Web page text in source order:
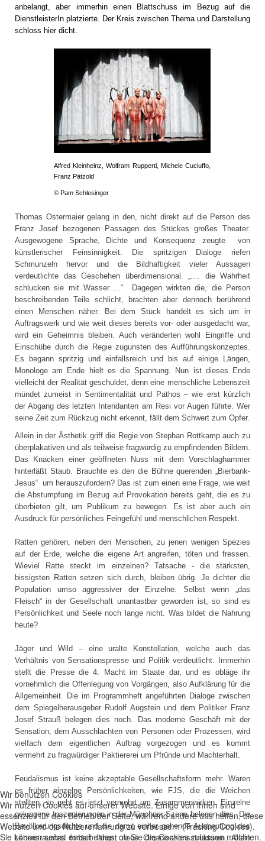
anbelangt, aber immerhin einen Blattschuss im Bezug auf die
DienstleisterIn platzierte. Der Kreis zwischen Thema und Darstellung
schloss hier dicht.
Alfred Kleinheinz, Wolfram Rupperti, Michele Cuciuffo,
Franz Pätzold
© Pam Schlesinger
Thomas Ostermaier gelang in den, nicht direkt auf die Person des
Franz Josef bezogenen Passagen des Stückes großes Theater.
Ausgewogene Sprache, Dichte und Konsequenz zeugte von
künstlerischer Feinsinnigkeit. Die spritzigen Dialoge riefen
Schmunzeln hervor und die Bildhaftigkeit vieler Aussagen
verdeutlichte das Geschehen überdimensional. „.... die Wahrheit
schlucken sie mit Wasser ...“ Dagegen wirkten die, die Person
beschreibenden Teile schlicht, brachten aber dennoch berührend
einen Menschen näher. Bei dem Stück handelt es sich um in
Auftragswerk und wie weit dieses bereits vor- oder ausgedacht war,
wird ein Geheimnis bleiben. Auch veränderten wohl Eingriffe und
Einschübe durch die Regie zugunsten des Aufführungskonzeptes.
Es begann spritzig und einfallsreich und bis auf einige Längen,
Monologe am Ende hielt es die Spannung. Nun ist dieses Ende
vielleicht der Realität geschuldet, denn eine menschliche Lebenszeit
mündet zumeist in Sentimentalität und Pathos – wie erst kürzlich
der Abgang des letzten Intendanten am Resi vor Augen führte. Wer
seine Zeit zum Rückzug nicht erkennt, fällt dem Schwert zum Opfer.
Allein in der Ästhetik griff die Regie von Stephan Rottkamp auch zu
überplakativen und als teilweise fragwürdig zu empfindenden Bildern.
Das Knacken einer geöffneten Nuss mit dem Vorschlaghammer
hinterläßt Staub. Brauchte es den die Bühne querenden „Bierbank-
Jesus“ um herauszufordern? Das ist zum einen eine Frage, wie weit
die Abstumpfung im Bezug auf Provokation bereits geht, die es zu
überbieten gilt, um Publikum zu bewegen. Es ist aber auch ein
Ausdruck für persönliches Feingefühl und menschlichen Respekt.
Ratten gehören, neben den Menschen, zu jenen wenigen Spezies
auf der Erde, welche die eigene Art angreifen, töten und fressen.
Wieviel Ratte steckt im einzelnen? Tatsache - die stärksten,
bissigsten Ratten setzen sich durch, bleiben übrig. Je dichter die
Population umso aggressiver der Einzelne. Selbst wenn „das
Fleisch“ in der Gesellschaft unantastbar geworden ist, so sind es
Persönlichkeit und Seele noch lange nicht. Was bildet die Nahrung
heute?
Jäger und Wild – eine uralte Konstellation, welche auch das
Verhältnis von Sensationspresse und Politik verdeutlicht. Immerhin
stellt die Presse die 4. Macht im Staate dar, und es obläge ihr
vornehmlich die Offenlegung von Vorgängen, also Aufklärung für die
Allgemeinheit. Die im Programmheft angeführten Dialoge zwischen
dem Spiegelherausgeber Rudolf Augstein und dem Politiker Franz
Josef Strauß belegen dies noch. Das moderne Geschäft mit der
Sensation, dem Ausschlachten von Personen oder Prozessen, wird
vielfach dem eigentlichen Auftrag vorgezogen und es kommt
vermehrt zu fragwürdiger Paktiererei um Pfründe und Machterhalt.
Feudalismus ist keine akzeptable Gesellschaftsform mehr. Waren
es früher einzelne Persönlichkeiten, wie FJS, die die Weichen
stellten, so geht es jetzt vermehrt um Zusammenwirken. Einzelne
gelungene Inszenierungen in der Münchner Szene belegen dies. Die
Bevölkerungsdichte und die damit einher gehende Ausbeutung des
Lebensraumes fordert längst neue Organisationsstrukturen. Allein
Wir benutzen Cookies
Wir nutzen Cookies auf unserer Website. Einige von ihnen sind
essenziell für den Betrieb der Seite, während andere uns helfen, diese
Website und die Nutzererfahrung zu verbessern (Tracking Cookies).
Sie können selbst entscheiden, ob Sie die Cookies zulassen möchten.